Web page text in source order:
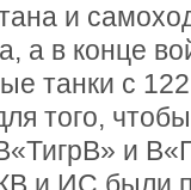
и
а в конце
танки с
того,
и